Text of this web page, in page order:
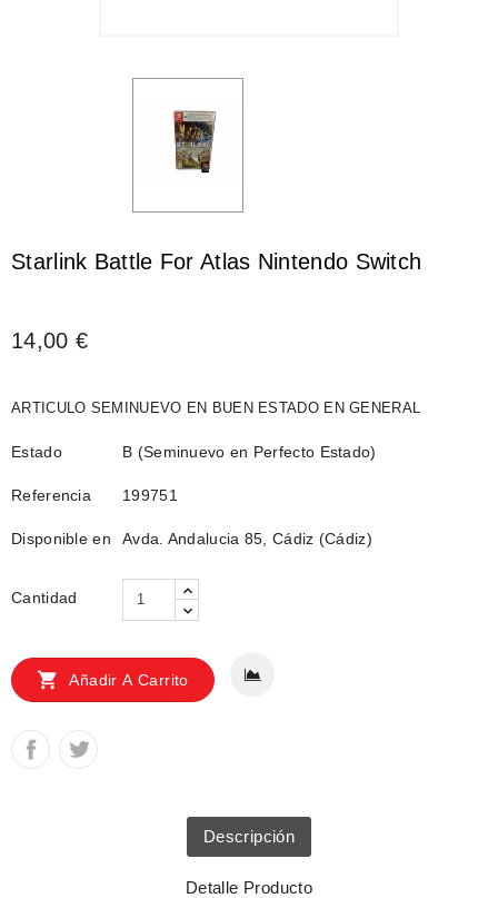
Starlink Battle For Atlas Nintendo Switch
14,00 €
ARTICULO SEMINUEVO EN BUEN ESTADO EN GENERAL
Estado B (Seminuevo en Perfecto Estado)
Referencia 199751
Disponible en Avda. Andalucia 85, Cádiz (Cádiz)
Cantidad
 Añadir A Carrito
Descripción
Detalle Producto